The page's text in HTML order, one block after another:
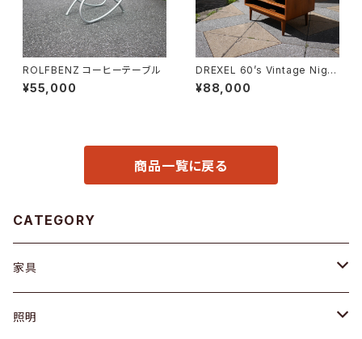
ROLFBENZ コーヒーテーブル
¥55,000
DREXEL 60’s Vintage Night
table
¥88,000
商品一覧に戻る
CATEGORY
家具
ソファ / ベンチ
照明